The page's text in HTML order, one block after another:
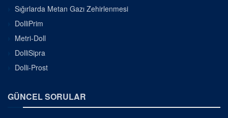
Sığırlarda Metan Gazı Zehirlenmesi
DolliPrim
Metri-Doll
DolliSipra
Dolli-Prost
GÜNCEL SORULAR